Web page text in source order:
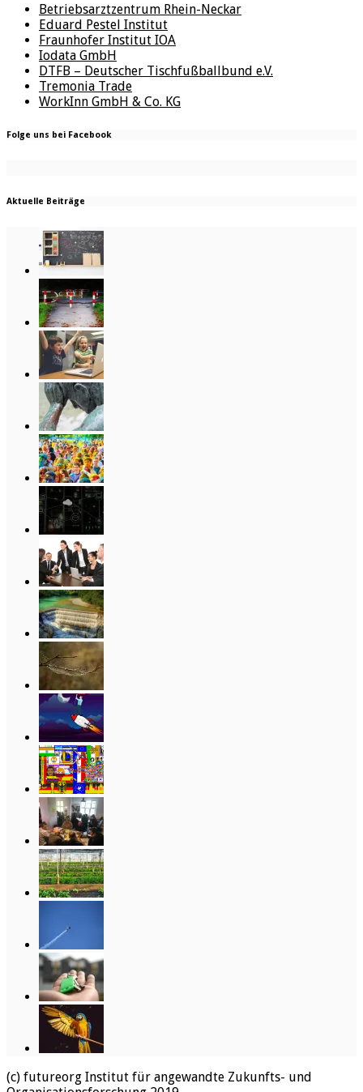
Betriebsarztzentrum Rhein-Neckar
Eduard Pestel Institut
Fraunhofer Institut IOA
Iodata GmbH
DTFB – Deutscher Tischfußballbund e.V.
Tremonia Trade
WorkInn GmbH & Co. KG
Folge uns bei Facebook
Aktuelle Beiträge
(c) futureorg Institut für angewandte Zukunfts- und